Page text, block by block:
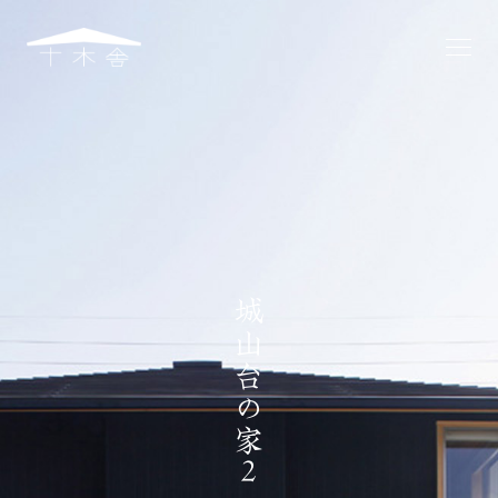
山
台
の
家
2